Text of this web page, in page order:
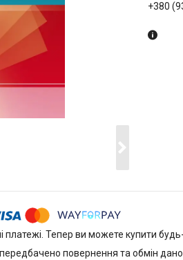
+380
платежі. Тепер ви можете купити
повернення та обмін